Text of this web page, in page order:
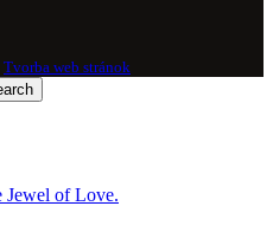
Jewel of Love.
Tvorba web stránok